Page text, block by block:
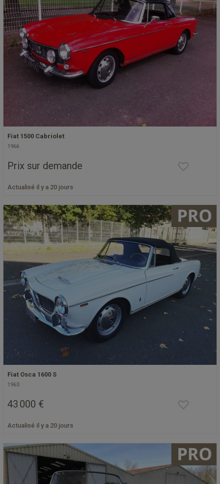
Fiat 1500 Cabriolet
1966
Prix sur demande
Actualisé il y a 20 jours
Fiat Osca 1600 S
1963
43 000 €
Actualisé il y a 20 jours